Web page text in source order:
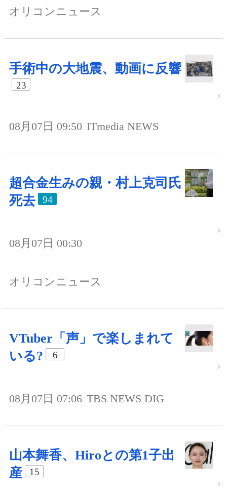
オリコンニュース
手術中の大地震、動画に反響
23
08月07日 09:50 ITmedia NEWS
超合金生みの親・村上克司氏
死去
94
08月07日 00:30
オリコンニュース
VTuber「声」で楽しまれて
いる?
6
08月07日 07:06 TBS NEWS DIG
山本舞香、Hiroとの第1子出
産
15